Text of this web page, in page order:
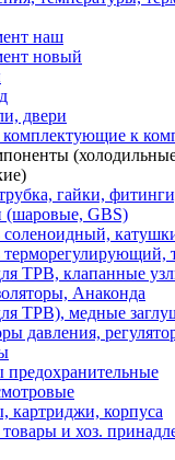
наш
новый
двери
к
гайки,
(шаровые, GBS)
соленоидный,
ТРВ, клапанные
Анаконда
ТРВ), медные
давления,
предохранительные
картриджи, корпуса
и хоз.